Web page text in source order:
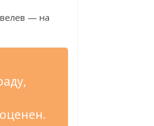
— на